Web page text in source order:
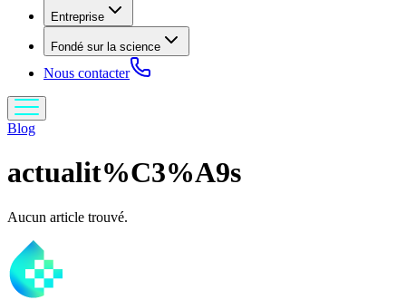
Entreprise
Fondé sur la science
Nous contacter
Blog
actualit%C3%A9s
Aucun article trouvé.